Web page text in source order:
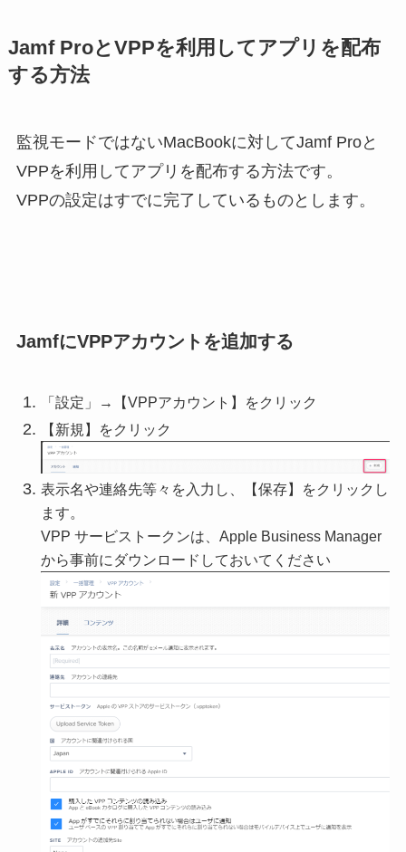
Jamf ProとVPPを利用してアプリを配布
する方法
監視モードではないMacBookに対してJamf Proと
VPPを利用してアプリを配布する方法です。
VPPの設定はすでに完了しているものとします。
JamfにVPPアカウントを追加する
「設定」→【VPPアカウント】をクリック
【新規】をクリック
表示名や連絡先等々を入力し、【保存】をクリックし
ます。
VPP サービストークンは、Apple Business Manager
から事前にダウンロードしておいてください